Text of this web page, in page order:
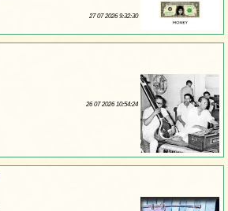
27 07 2026 9:32:30
26 07 2026 10:54:24